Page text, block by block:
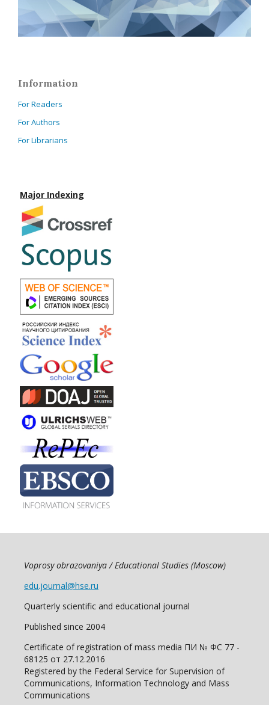
Information
For Readers
For Authors
For Librarians
Major Indexing
Voprosy obrazovaniya / Educational Studies (Moscow)
edu.journal@hse.ru
Quarterly scientific and educational journal
Published since 2004
Certificate of registration of mass media ПИ № ФС 77 -
68125 от 27.12.2016
Registered by the Federal Service for Supervision of
Communications, Information Technology and Mass
Communications